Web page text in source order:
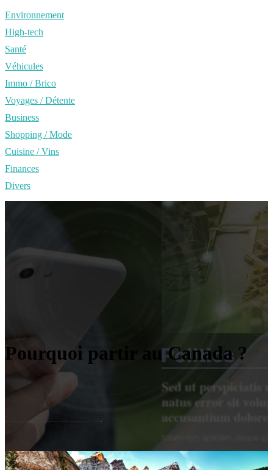
Environnement
High-tech
Santé
Véhicules
Immo / Brico
Voyages / Détente
Business
Shopping / Mode
Cuisine / Vins
Finances
Divers
Pourquoi partir au Canada ?